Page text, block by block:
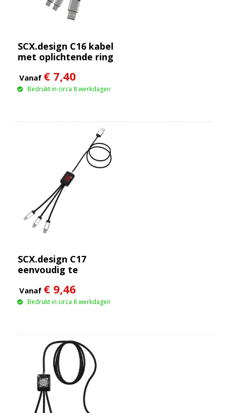
SCX.design C16 kabel
met oplichtende ring
Vanaf € 7,40
Bedrukt in circa 8 werkdagen
SCX.design C17
eenvoudig te
oplichtende kabel
Vanaf € 9,46
Bedrukt in circa 8 werkdagen